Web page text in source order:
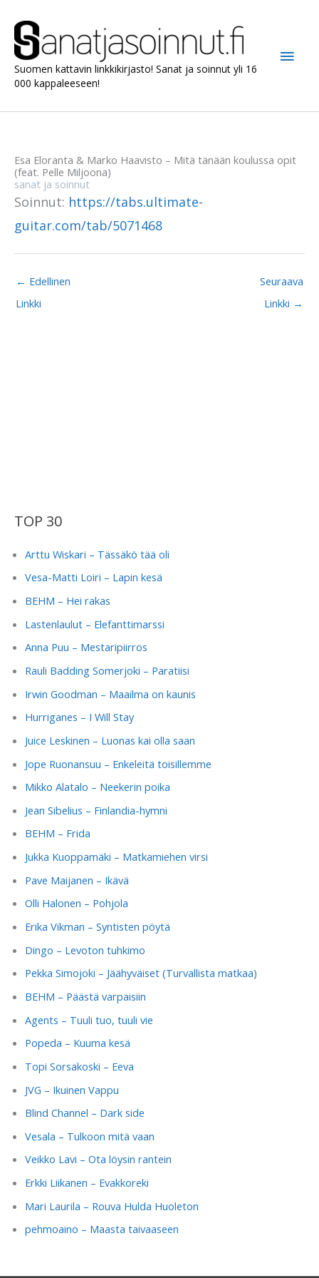
sisältöön
Suomen kattavin linkkikirjasto! Sanat ja soinnut yli 16
000 kappaleeseen!
Esa Eloranta & Marko Haavisto – Mitä tänään koulussa opit
(feat. Pelle Miljoona)
sanat ja soinnut
Soinnut: https://tabs.ultimate-
guitar.com/tab/5071468
← Edellinen
Linkki
Seuraava
Linkki →
TOP 30
Arttu Wiskari – Tässäkö tää oli
Vesa-Matti Loiri – Lapin kesä
BEHM – Hei rakas
Lastenlaulut – Elefanttimarssi
Anna Puu – Mestaripiirros
Rauli Badding Somerjoki – Paratiisi
Irwin Goodman – Maailma on kaunis
Hurriganes – I Will Stay
Juice Leskinen – Luonas kai olla saan
Jope Ruonansuu – Enkeleitä toisillemme
Mikko Alatalo – Neekerin poika
Jean Sibelius – Finlandia-hymni
BEHM – Frida
Jukka Kuoppamäki – Matkamiehen virsi
Pave Maijanen – Ikävä
Olli Halonen – Pohjola
Erika Vikman – Syntisten pöytä
Dingo – Levoton tuhkimo
Pekka Simojoki – Jäähyväiset (Turvallista matkaa)
BEHM – Päästä varpaisiin
Agents – Tuuli tuo, tuuli vie
Popeda – Kuuma kesä
Topi Sorsakoski – Eeva
JVG – Ikuinen Vappu
Blind Channel – Dark side
Vesala – Tulkoon mitä vaan
Veikko Lavi – Ota löysin rantein
Erkki Liikanen – Evakkoreki
Mari Laurila – Rouva Hulda Huoleton
pehmoaino – Maasta taivaaseen